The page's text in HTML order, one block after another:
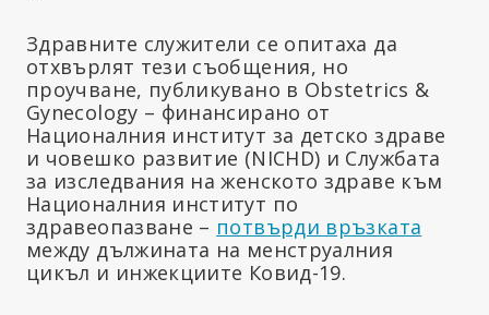
Здравните служители се опитаха да
отхвърлят тези съобщения, но
проучване, публикувано в Obstetrics &
Gynecology – финансирано от
Националния институт за детско здраве
и човешко развитие (NICHD) и Службата
за изследвания на женското здраве към
Националния институт по
здравеопазване – потвърди връзката
между дължината на менструалния
цикъл и инжекциите Ковид-19.